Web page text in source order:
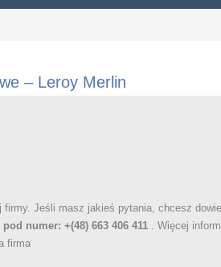
– Leroy Merlin
firmy. Jeśli masz jakieś pytania, chcesz
numer: +(48) 663 406 411
. Więcej
firma